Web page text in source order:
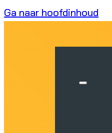
Ga naar hoofdinhoud